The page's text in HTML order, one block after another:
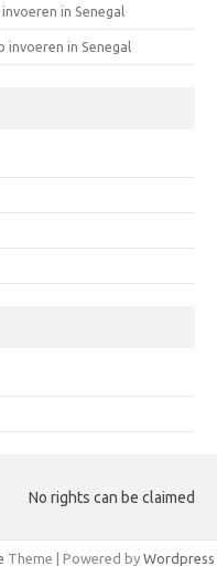
in Senegal
invoeren in Senegal
No rights can be claimed
Theme | Powered by Wordpress